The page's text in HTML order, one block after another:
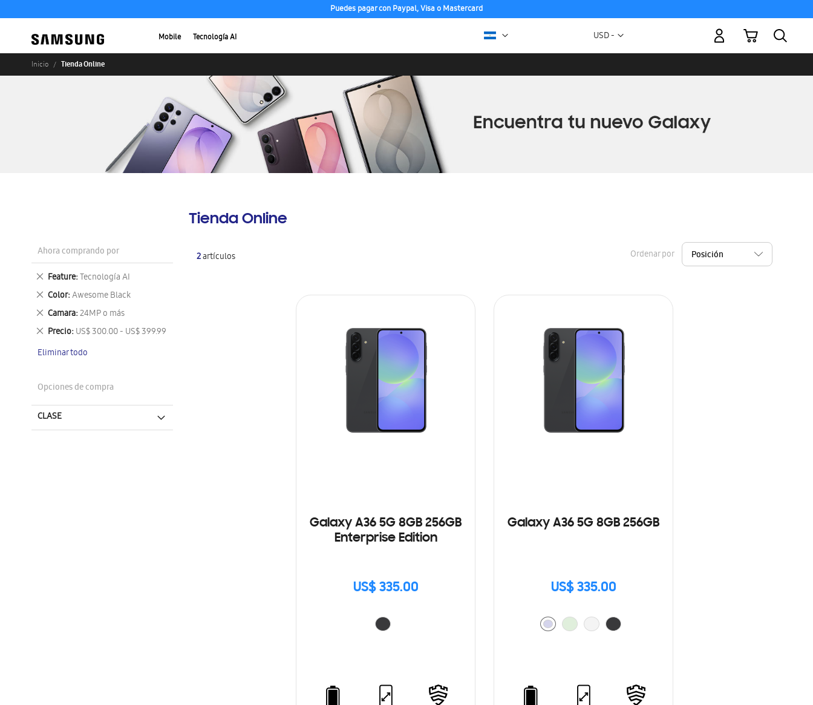
Puedes pagar con Paypal, Visa o Mastercard
Mobile Tecnología AI Moneda
USD -
Mi carrito
Inicio Tienda Online
Tienda Online
2artículos Ordenar por
Galaxy A36 5G 8GB 256GB
Enterprise Edition
US$ 335.00
Galaxy A36 5G 8GB 256GB
US$ 335.00
Ahora comprando por
Feature Tecnología AI
Eliminar
este
artículo
Color Awesome Black
Eliminar
este
artículo
Camara 24MP o más
Eliminar
este
artículo
Precio US$ 300.00 - US$ 399.99
Eliminar
artículo
Eliminar todo
Opciones de compra
CLASE